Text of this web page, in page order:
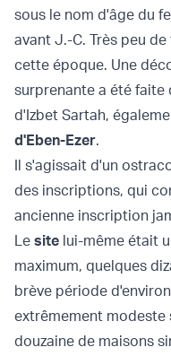
sous le nom d'âge du
avant J.-C. Très peu
cette époque. Une
surprenante a été faite
d'Izbet Sartah,
d'Eben-Ezer.
Il s'agissait d'un
des inscriptions, qui
ancienne inscription
Le site lui-même était
maximum, quelques
brève période
extrêmement modeste
douzaine de maisons